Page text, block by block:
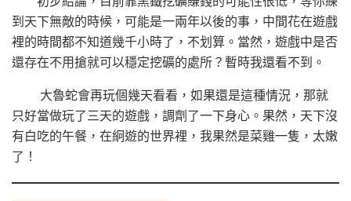
到天下無敵的時候，可能是一兩年以後的事，中間花在遊戲
裡的時間都不知道幾千小時了，不划算。當然，遊戲中是否
還存在不用搶就可以穩定挖礦的處所？暫時我還看不到。
大魯蛇會再玩個幾天看看，如果還是這種情況，那就
只好當做玩了三天的遊戲，調劑了一下身心。果然，天下沒
有白吃的午餐，在絅遊的世界裡，我果然是菜雞一隻，太嫩
了！